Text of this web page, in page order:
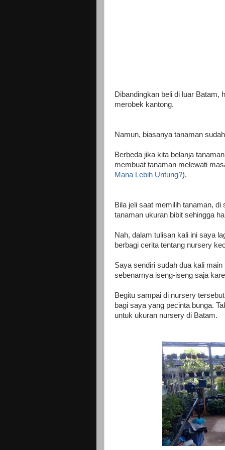
Dibandingkan beli di luar Batam,
merobek kantong.
Namun, biasanya tanaman
Berbeda jika kita belanja
membuat tanaman melewati
Mana Lebih Untung?).
Bila jeli saat memilih tanaman,
tanaman ukuran bibit sehingga
Nah, dalam tulisan kali ini saya
berbagi cerita tentang nursery
Saya sendiri sudah dua kali
sebenarnya iseng-iseng saja
Begitu sampai di nursery
bagi saya yang pecinta bunga.
untuk ukuran nursery di Batam.